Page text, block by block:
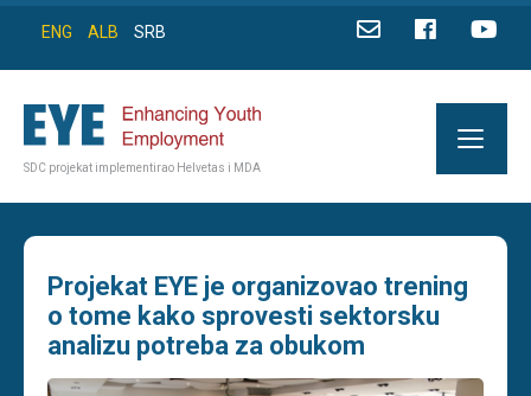
ENG ALB SRB
SDC projekat implementirao Helvetas i MDA
Projekat EYE je organizovao trening
o tome kako sprovesti sektorsku
analizu potreba za obukom